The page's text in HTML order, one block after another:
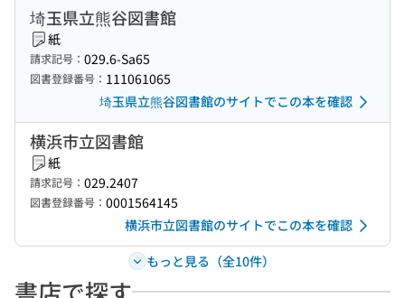
埼玉県立熊谷図書館
紙
請求記号： 029.6-Sa65
図書登録番号： 111061065
埼玉県立熊谷図書館のサイトでこの本を確認
横浜市立図書館
紙
請求記号： 029.2407
図書登録番号： 0001564145
横浜市立図書館のサイトでこの本を確認
もっと見る（全10件）
書店で探す